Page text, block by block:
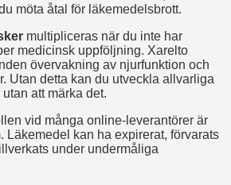
möta åtal för läkemedelsbrott.
multipliceras när du inte har
medicinsk uppföljning. Xarelto
övervakning av njurfunktion och
Utan detta kan du utveckla allvarliga
att märka det.
vid många online-leverantörer är
Läkemedel kan ha expirerat, förvarats
under undermåliga